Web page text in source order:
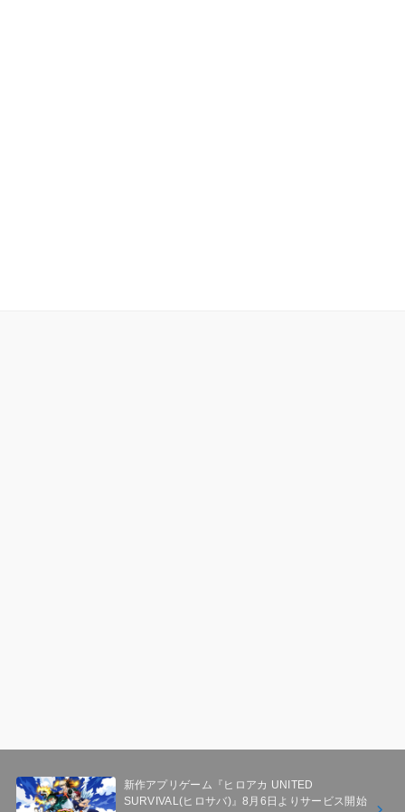
新作アプリゲーム『ヒロアカ UNITED
SURVIVAL(ヒロサバ)』8月6日よりサービス開始